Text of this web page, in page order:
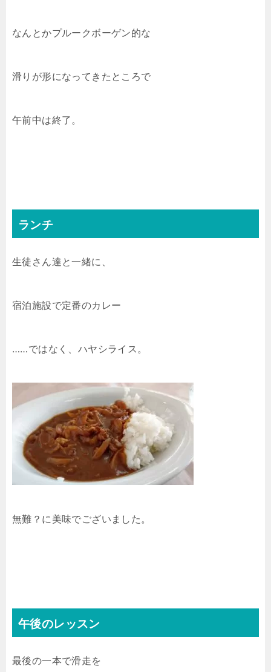
なんとかプルークボーゲン的な
滑りが形になってきたところで
午前中は終了。
ランチ
生徒さん達と一緒に、
宿泊施設で定番のカレー
……ではなく、ハヤシライス。
無難？に美味でございました。
午後のレッスン
最後の一本で滑走を